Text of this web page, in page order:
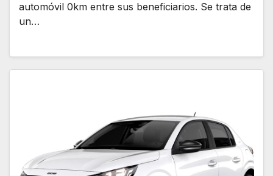
automóvil 0km entre sus beneficiarios. Se trata de
un…